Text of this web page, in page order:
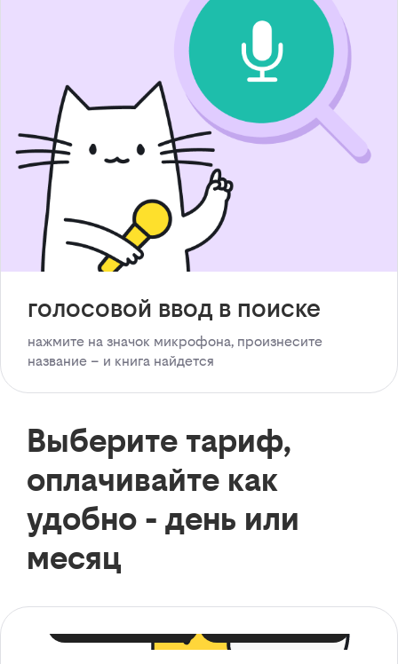
голосовой ввод в поиске
нажмите на значок микрофона, произнесите
название – и книга найдется
Выберите тариф,
оплачивайте как
удобно - день или
месяц